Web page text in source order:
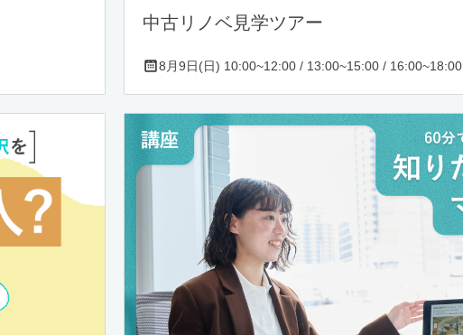
中古リノベ見学ツアー
8月9日(日) 10:00~12:00 / 13:00~15:00 / 16:00~18:00